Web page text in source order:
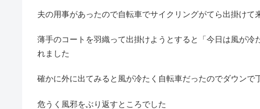
夫の用事があったので自転車でサイクリングがてら出掛けて
薄手のコートを羽織って出掛けようとすると「今日は風が冷
れました
確かに外に出てみると風が冷たく自転車だったのでダウンで
危うく風邪をぶり返すところでした